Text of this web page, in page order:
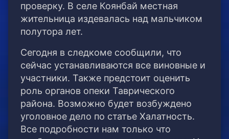
проверку. В селе Коянбай местная
жительница издевалась над мальчиком
полутора лет.
Сегодня в следкоме сообщили, что
сейчас устанавливаются все виновные и
участники. Также предстоит оценить
роль органов опеки Таврического
района. Возможно будет возбуждено
уголовное дело по статье Халатность.
Все подробности нам только что